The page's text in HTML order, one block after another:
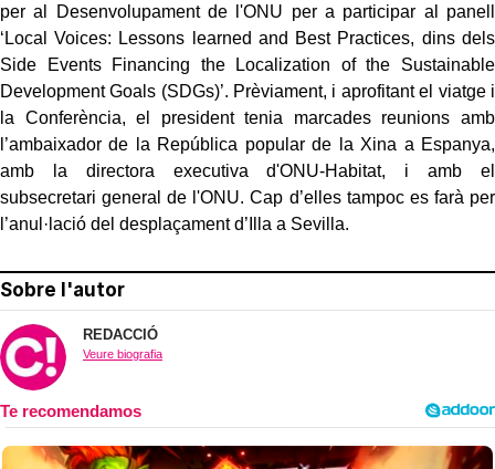
per al Desenvolupament de l'ONU per a participar al panell
‘Local Voices: Lessons learned and Best Practices, dins dels
Side Events Financing the Localization of the Sustainable
Development Goals (SDGs)’. Prèviament, i aprofitant el viatge i
la Conferència, el president tenia marcades reunions amb
l’ambaixador de la República popular de la Xina a Espanya,
amb la directora executiva d'ONU-Habitat, i amb el
subsecretari general de l'ONU. Cap d’elles tampoc es farà per
l’anul·lació del desplaçament d’Illa a Sevilla.
Sobre l'autor
REDACCIÓ
Veure biografia